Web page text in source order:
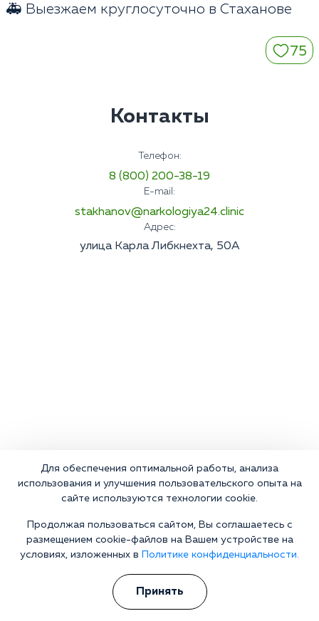
🚑 Выезжаем круглосуточно в Стаханове
75
Контакты
Телефон:
8 (800) 200-38-19
E-mail:
stakhanov@narkologiya24.clinic
Адрес:
улица Карла Либкнехта, 50А
Что делать сейчас?
Для обеспечения оптимальной работы, анализа
использования и улучшения пользовательского опыта на
сайте используются технологии cookie.
Продолжая пользоваться сайтом, Вы соглашаетесь с
размещением cookie-файлов на Вашем устройстве на
условиях, изложенных в
Политике конфиденциальности.
Принять